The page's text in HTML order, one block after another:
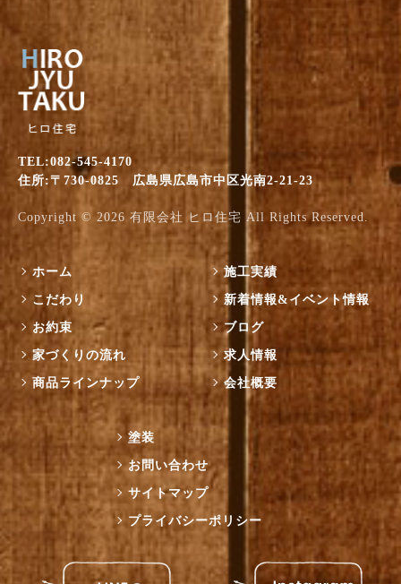
TEL:082-545-4170
住所:〒730-0825 広島県広島市中区光南2-21-23
Copyright © 2026 有限会社 ヒロ住宅 All Rights Reserved.
ホーム
こだわり
お約束
家づくりの流れ
商品ラインナップ
施工実績
新着情報&イベント情報
ブログ
求人情報
会社概要
塗装
お問い合わせ
サイトマップ
プライバシーポリシー